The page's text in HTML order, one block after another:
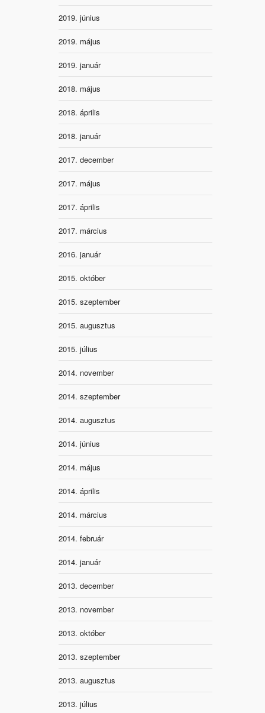
2019. június
2019. május
2019. január
2018. május
2018. április
2018. január
2017. december
2017. május
2017. április
2017. március
2016. január
2015. október
2015. szeptember
2015. augusztus
2015. július
2014. november
2014. szeptember
2014. augusztus
2014. június
2014. május
2014. április
2014. március
2014. február
2014. január
2013. december
2013. november
2013. október
2013. szeptember
2013. augusztus
2013. július